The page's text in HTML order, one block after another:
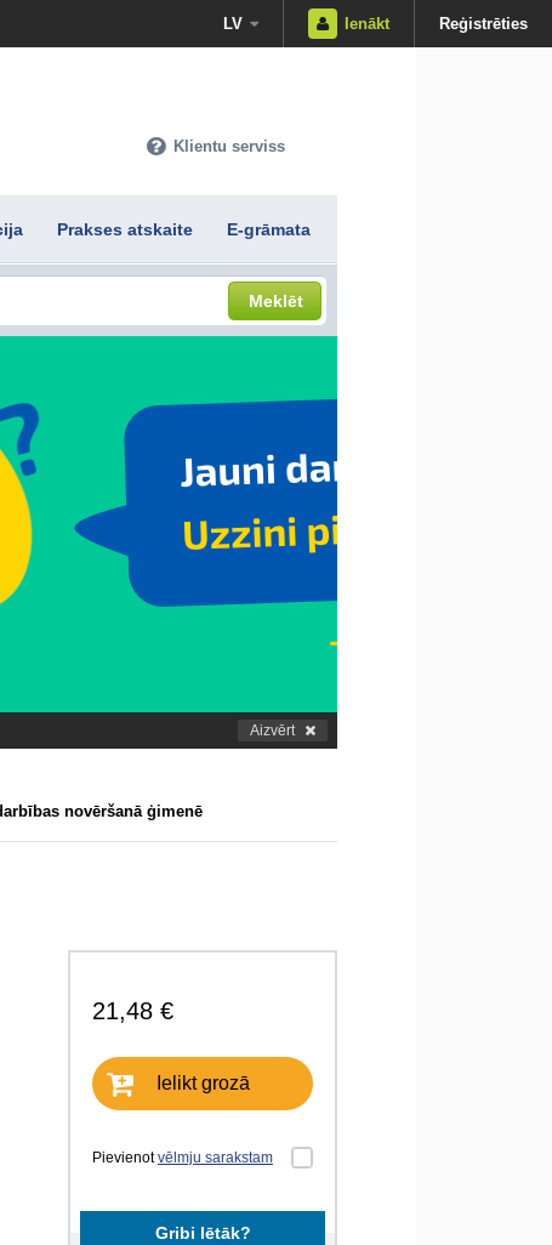
LV Ienākt Reģistrēties
Klientu serviss
Prakses atskaite E-grāmata
Meklēt
Aizvērt
novēršanā ģimenē
21,48 €
Ielikt grozā
Pievienotvēlmju sarakstam
Gribi lētāk?